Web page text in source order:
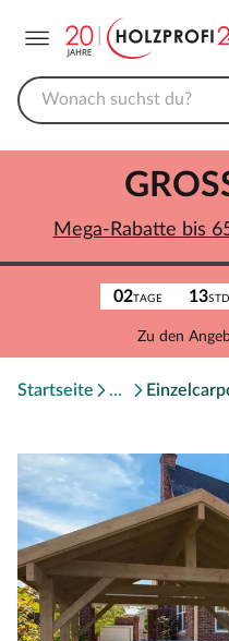
02TAGE 13STD.
Zu den
Mega-Rabatte bis
Startseite